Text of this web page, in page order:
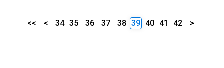
<< < 34 35 36 37 38 39 40 41 42 >